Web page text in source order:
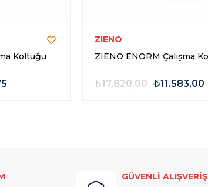
Koltuğu
ZIENO
ZIENO ENORM Çalışma
₺11.583,00
₺17.820,00
GÜVENLİ ALIŞVERİŞ